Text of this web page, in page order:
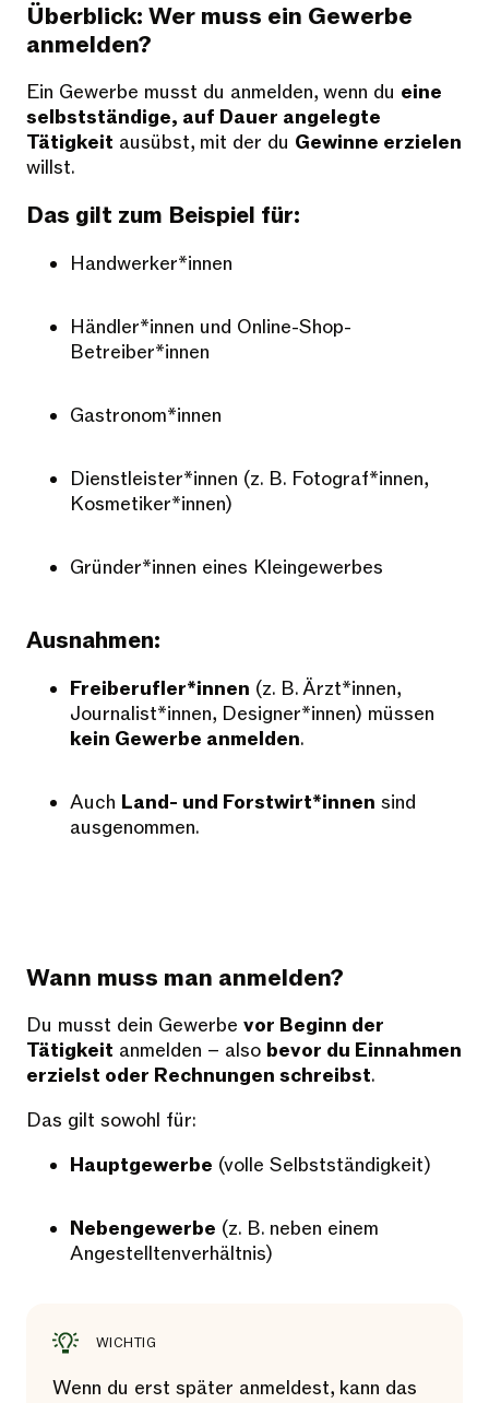
Überblick: Wer muss ein Gewerbe
anmelden?
Ein Gewerbe musst du anmelden, wenn du eine
selbstständige, auf Dauer angelegte
Tätigkeit ausübst, mit der du Gewinne erzielen
willst.
Das gilt zum Beispiel für:
Handwerker*innen
Händler*innen und Online-Shop-
Betreiber*innen
Gastronom*innen
Dienstleister*innen (z. B. Fotograf*innen,
Kosmetiker*innen)
Gründer*innen eines Kleingewerbes
Ausnahmen:
Freiberufler*innen (z. B. Ärzt*innen,
Journalist*innen, Designer*innen) müssen
kein Gewerbe anmelden.
Auch Land- und Forstwirt*innen sind
ausgenommen.
Wann muss man anmelden?
Du musst dein Gewerbe vor Beginn der
Tätigkeit anmelden – also bevor du Einnahmen
erzielst oder Rechnungen schreibst.
Das gilt sowohl für:
Hauptgewerbe (volle Selbstständigkeit)
Nebengewerbe (z. B. neben einem
Angestelltenverhältnis)
WICHTIG
Wenn du erst später anmeldest, kann das